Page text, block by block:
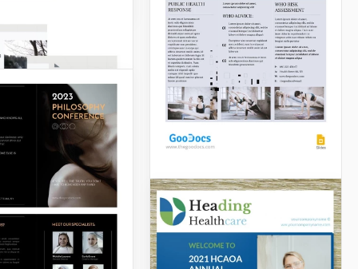
Brochura
Folheto de Saúde
Mínima
Apresente suas